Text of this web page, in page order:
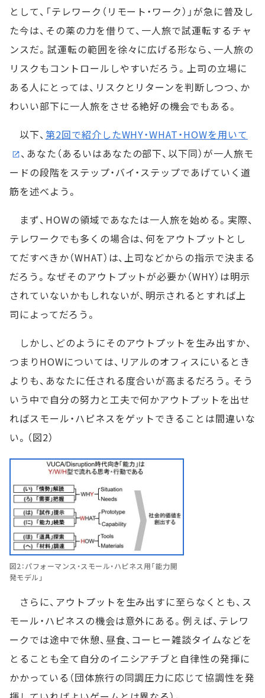
として、「テレワーク（リモート・ワーク）」が急に普及し
た今は、その薬の力を借りて、一人旅で試運転するチャ
ンスだ。試運転の範囲を徐々に広げる形なら、一人旅の
リスクもコントロールしやすいだろう。上司の立場に
ある人にとっては、リスクとリターンを判断しつつ、か
わいい部下に一人旅をさせる絶好の機会でもある。
以下、 第2回で紹介したWHY・WHAT・HOWを用いて
、あなた（あるいはあなたの部下、以下同）が一人旅モ
ードの段階をステップ・バイ・ステップであげていく道
筋を述べよう。
まず、HOWの領域であなたは一人旅を始める。実際、
テレワークでも多くの場合は、何をアウトプットとし
てだすべきか（WHAT）は、上司などからの指示で決まる
だろう。なぜそのアウトプットが必要か（WHY）は明示
されていないかもしれないが、明示されるとすれば上
司によってだろう。
しかし、どのようにそのアウトプットを生み出すか、
つまりHOWについては、リアルのオフィスにいるとき
よりも、あなたに任される度合いが高まるだろう。そう
いう中で自分の努力と工夫で何かアウトプットを出せ
ればスモール・ハピネスをゲットできることは間違いな
い。（図2）
図2：パフォーマンス・スモール・ハピネス用「能力開
発モデル」
さらに、アウトプットを生み出すに至らなくとも、ス
モール・ハピネスの機会は意外にある。例えば、テレワ
ークでは途中で休憩、昼食、コーヒー雑談タイムなどを
とることも全て自分のイニシアチブと自律性の発揮に
かかっている（団体旅行の同調圧力に応じて協調性を発